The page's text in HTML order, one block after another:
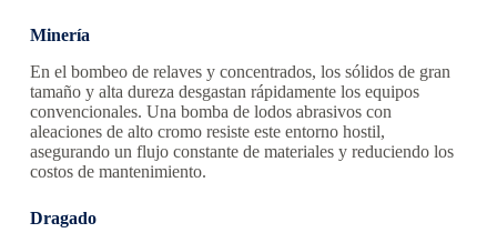
Minería
En el bombeo de relaves y concentrados, los sólidos de gran
tamaño y alta dureza desgastan rápidamente los equipos
convencionales. Una bomba de lodos abrasivos con
aleaciones de alto cromo resiste este entorno hostil,
asegurando un flujo constante de materiales y reduciendo los
costos de mantenimiento.
Dragado